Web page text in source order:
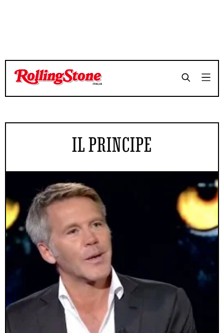
IL PRINCIPE